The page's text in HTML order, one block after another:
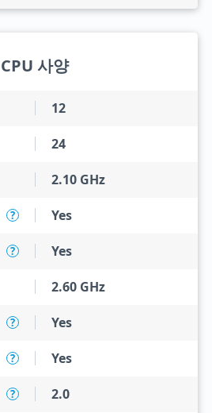
CPU 사양
12
24
2.10 GHz
? Yes
? Yes
2.60 GHz
? Yes
? Yes
? 2.0